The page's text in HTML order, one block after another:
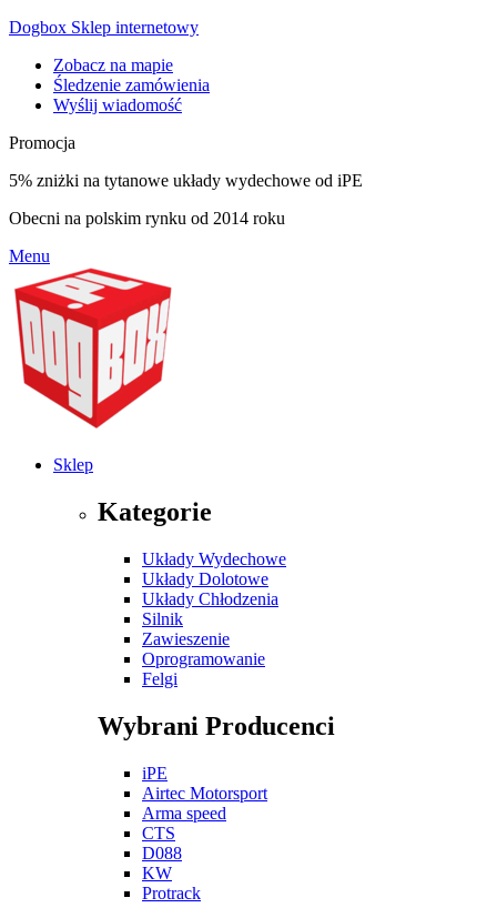
Dogbox Sklep internetowy
Zobacz na mapie
Śledzenie zamówienia
Wyślij wiadomość
Promocja
5% zniżki na tytanowe układy wydechowe od iPE
Obecni na polskim rynku od 2014 roku
Menu
Sklep
Kategorie
Układy Wydechowe
Układy Dolotowe
Układy Chłodzenia
Silnik
Zawieszenie
Oprogramowanie
Felgi
Wybrani Producenci
iPE
Airtec Motorsport
Arma speed
CTS
D088
KW
Protrack